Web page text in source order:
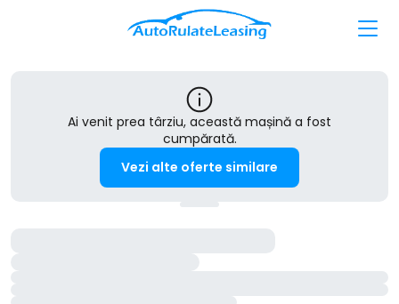
Ai venit prea târziu, această mașină a fost
cumpărată.
Vezi alte oferte similare